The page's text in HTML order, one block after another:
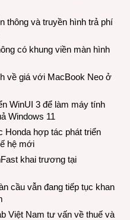
thông và truyền hình trả phí
có khung viền màn hình
về giá với MacBook Neo ở
WinUI 3 để làm máy tính
Windows 11
Honda hợp tác phát triển
hệ mới
khai trương tại
cầu vẫn đang tiếp tục khan
Việt Nam tư vấn về thuế và